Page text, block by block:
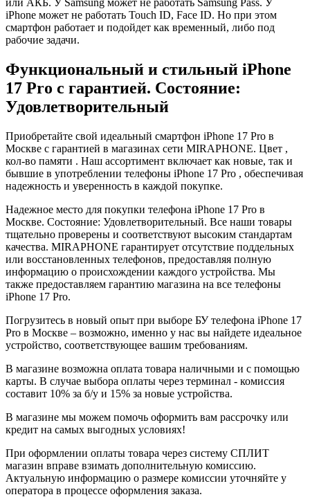
iPhone может не работать Touch ID, Face ID. Но при этом
смартфон работает и подойдет как временный, либо под
рабочие задачи.
Функциональный и стильный iPhone
17 Pro с гарантией. Состояние:
Удовлетворительный
Приобретайте свой идеальный смартфон iPhone 17 Pro в
Москве с гарантией в магазинах сети MIRAPHONE. Цвет ,
кол-во памяти . Наш ассортимент включает как новые, так и
бывшие в употреблении телефоны iPhone 17 Pro , обеспечивая
надежность и уверенность в каждой покупке.
Надежное место для покупки телефона iPhone 17 Pro в
Москве. Состояние: Удовлетворительный. Все наши товары
тщательно проверены и соответствуют высоким стандартам
качества. MIRAPHONE гарантирует отсутствие поддельных
или восстановленных телефонов, предоставляя полную
информацию о происхождении каждого устройства. Мы
также предоставляем гарантию магазина на все телефоны
iPhone 17 Pro.
Погрузитесь в новый опыт при выборе БУ телефона iPhone 17
Pro в Москве – возможно, именно у нас вы найдете идеальное
устройство, соответствующее вашим требованиям.
В магазине возможна оплата товара наличными и с помощью
карты. В случае выбора оплаты через терминал - комиссия
составит 10% за б/у и 15% за новые устройства.
В магазине мы можем помочь оформить вам рассрочку или
кредит на самых выгодных условиях!
При оформлении оплаты товара через систему СПЛИТ
магазин вправе взимать дополнительную комиссию.
Актуальную информацию о размере комиссии уточняйте у
оператора в процессе оформления заказа.